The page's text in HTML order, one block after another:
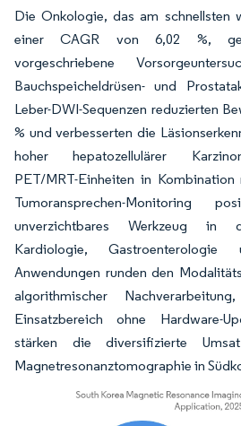
Die Onkologie, das am schnellsten
einer CAGR von 6,02 %,
vorgeschriebene
Bauchspeicheldrüsen- und
Leber-DWI-Sequenzen reduzierten
% und verbesserten die
hoher hepatozellulärer
PET/MRT-Einheiten in
Tumoransprechen-Monitoring
unverzichtbares Werkzeug in
Kardiologie, Gastroenterologie
Anwendungen runden den
algorithmischer
Einsatzbereich ohne Hardware-
stärken die diversifizierte
Magnetresonanztomographie in